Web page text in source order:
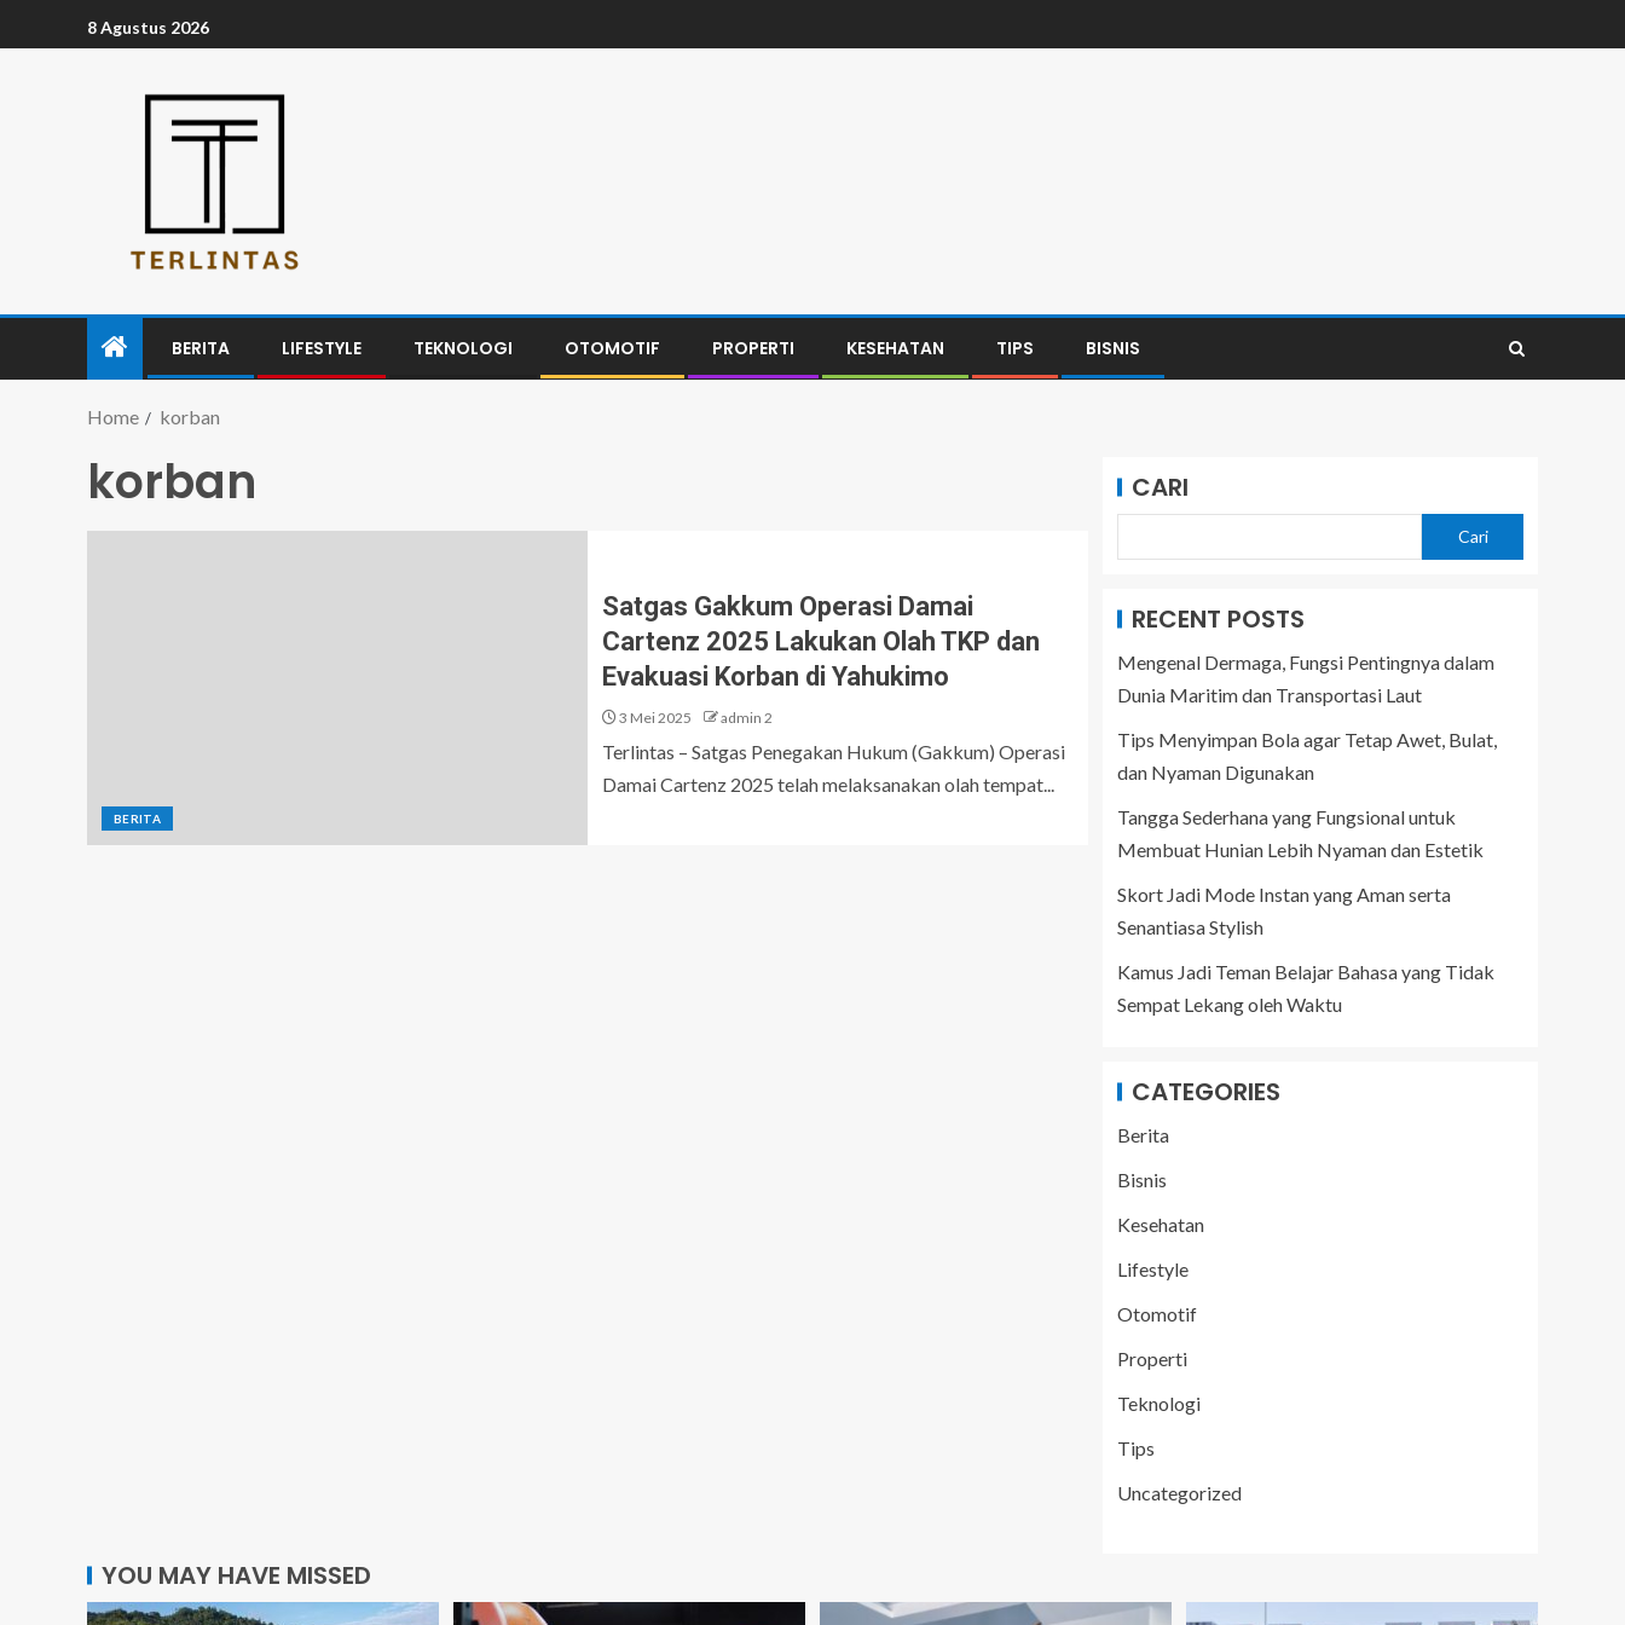
8 Agustus 2026
BERITA LIFESTYLE TEKNOLOGI OTOMOTIF PROPERTI KESEHATAN TIPS BISNIS
Home korban
korban
BERITA
Satgas Gakkum Operasi Damai
Cartenz 2025 Lakukan Olah TKP dan
Evakuasi Korban di Yahukimo
3 Mei 2025 admin 2
Terlintas – Satgas Penegakan Hukum (Gakkum) Operasi
Damai Cartenz 2025 telah melaksanakan olah tempat...
CARI
Cari
RECENT POSTS
Mengenal Dermaga, Fungsi Pentingnya dalam
Dunia Maritim dan Transportasi Laut
Tips Menyimpan Bola agar Tetap Awet, Bulat,
dan Nyaman Digunakan
Tangga Sederhana yang Fungsional untuk
Membuat Hunian Lebih Nyaman dan Estetik
Skort Jadi Mode Instan yang Aman serta
Senantiasa Stylish
Kamus Jadi Teman Belajar Bahasa yang Tidak
Sempat Lekang oleh Waktu
CATEGORIES
Berita
Bisnis
Kesehatan
Lifestyle
Otomotif
Properti
Teknologi
Tips
Uncategorized
YOU MAY HAVE MISSED